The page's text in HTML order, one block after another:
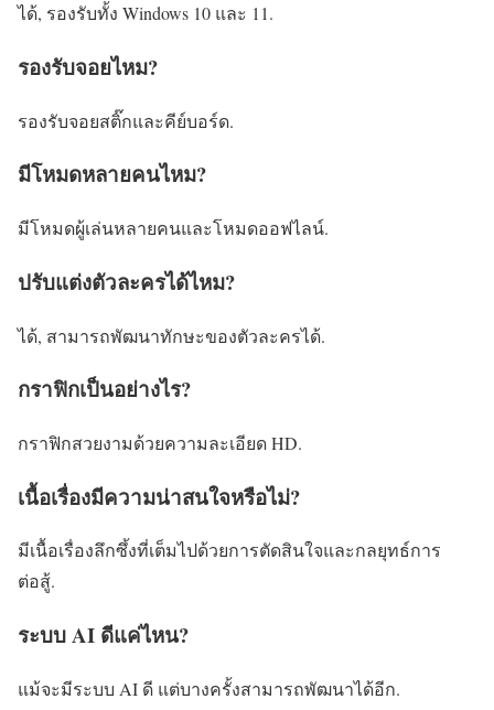
ได้, รองรับทั้ง Windows 10 และ 11.
รองรับจอยไหม?
รองรับจอยสติ๊กและคีย์บอร์ด.
มีโหมดหลายคนไหม?
มีโหมดผู้เล่นหลายคนและโหมดออฟไลน์.
ปรับแต่งตัวละครได้ไหม?
ได้, สามารถพัฒนาทักษะของตัวละครได้.
กราฟิกเป็นอย่างไร?
กราฟิกสวยงามด้วยความละเอียด HD.
เนื้อเรื่องมีความน่าสนใจหรือไม่?
มีเนื้อเรื่องลึกซึ้งที่เต็มไปด้วยการตัดสินใจและกลยุทธ์การ
ต่อสู้.
ระบบ AI ดีแค่ไหน?
แม้จะมีระบบ AI ดี แต่บางครั้งสามารถพัฒนาได้อีก.